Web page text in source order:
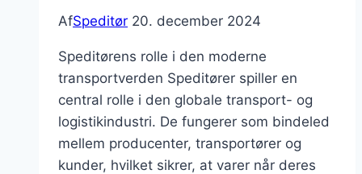
AfSpeditør 20. december 2024
Speditørens rolle i den moderne
transportverden Speditører spiller en
central rolle i den globale transport- og
logistikindustri. De fungerer som bindeled
mellem producenter, transportører og
kunder, hvilket sikrer, at varer når deres